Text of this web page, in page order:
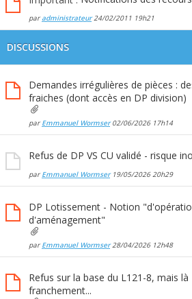
paradministrateur24/02/2011 19h21
DISCUSSIONS
Demandes irrégulières de pièces :
fraiches (dont accès en DP division)
par Emmanuel Wormser02/06/2026 17h14
Refus de DP VS CU validé - risque
par Emmanuel Wormser19/05/202620h29
DP Lotissement - Notion
d'aménagement"
par Emmanuel Wormser28/04/2026 12h48
Refus sur la base du L121-8, mais là
franchement...